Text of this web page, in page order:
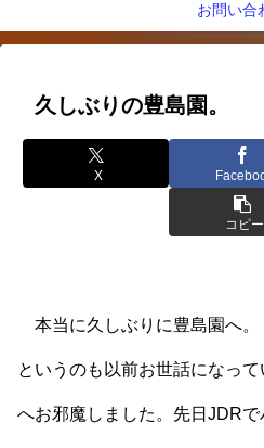
お問い合
久しぶりの豊島園。
X
コピー
本当に久しぶりに豊島園へ。
というのも以前お世話になっ
へお邪魔しました。先日JDR